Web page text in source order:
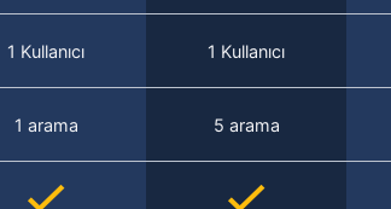
1 Kullanıcı 1 Kullanıcı
1 arama 5 arama